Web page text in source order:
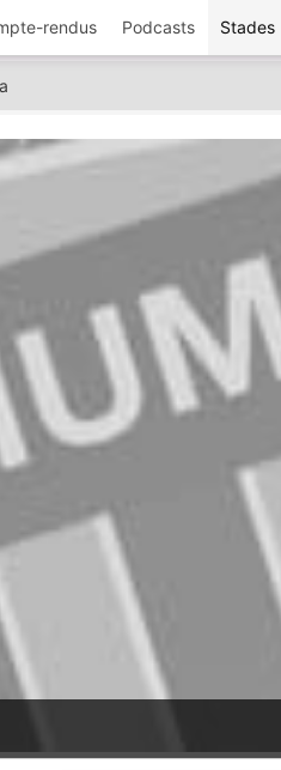
rendus Podcasts Stades